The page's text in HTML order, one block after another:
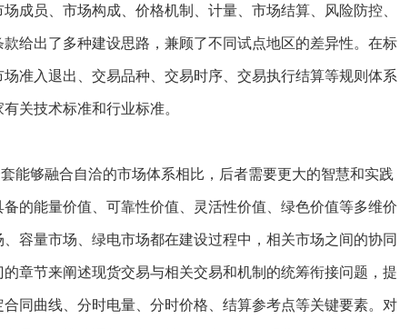
成员、市场构成、价格机制、计量、市场结算、风险防控、
给出了多种建设思路，兼顾了不同试点地区的差异性。在标
准入退出、交易品种、交易时序、交易执行结算等规则体系
关技术标准和行业标准。
够融合自洽的市场体系相比，后者需要更大的智慧和实践
的能量价值、可靠性价值、灵活性价值、绿色价值等多维价
容量市场、绿电市场都在建设过程中，相关市场之间的协同
章节来阐述现货交易与相关交易和机制的统筹衔接问题，提
同曲线、分时电量、分时价格、结算参考点等关键要素。对